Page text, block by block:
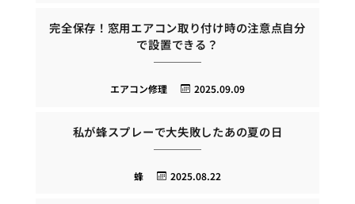
完全保存！窓用エアコン取り付け時の注意点自分
で設置できる？
2025.09.09
エアコン修理
私が蜂スプレーで大失敗したあの夏の日
2025.08.22
蜂